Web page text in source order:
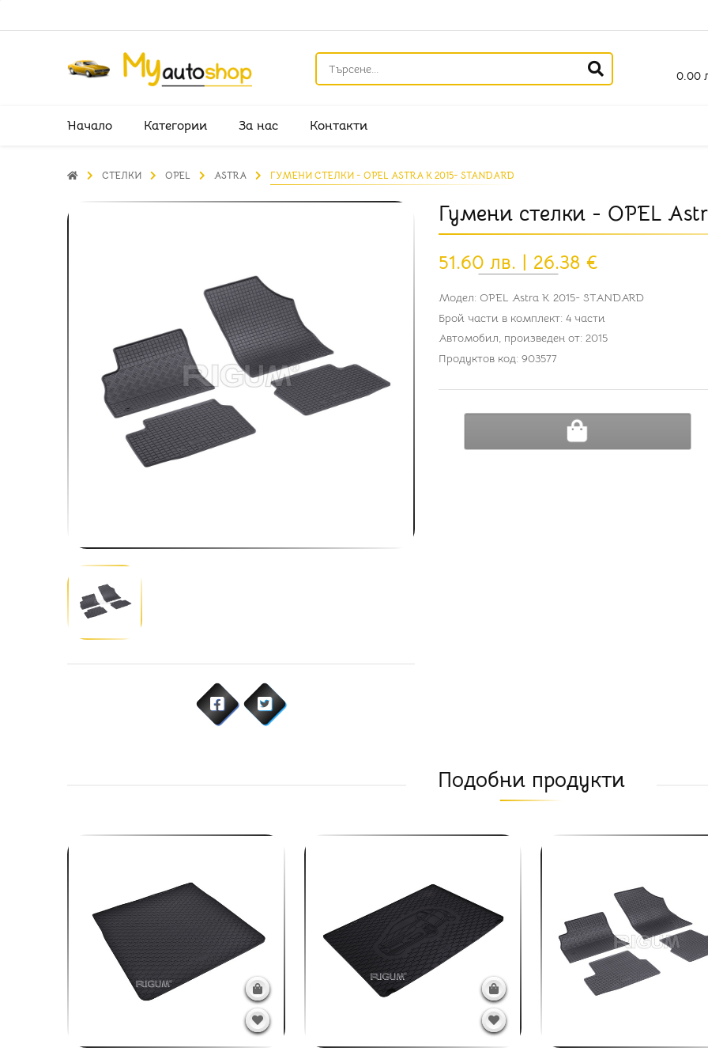
0.00
Начало Категории За нас Контакти
СТЕЛКИ OPEL ASTRA ГУМЕНИ СТЕЛКИ - OPEL ASTRA K 2015- STANDARD
Гумени стелки - OPEL
51.60 лв. | 26.38 €
Модел: OPEL Astra K 2015- STANDARD
Брой части в комплект: 4 части
Автомобил, произведен от: 2015
Продуктов код: 903577
ДОБАВИ В КОЛИЧКА
Подобни продукти